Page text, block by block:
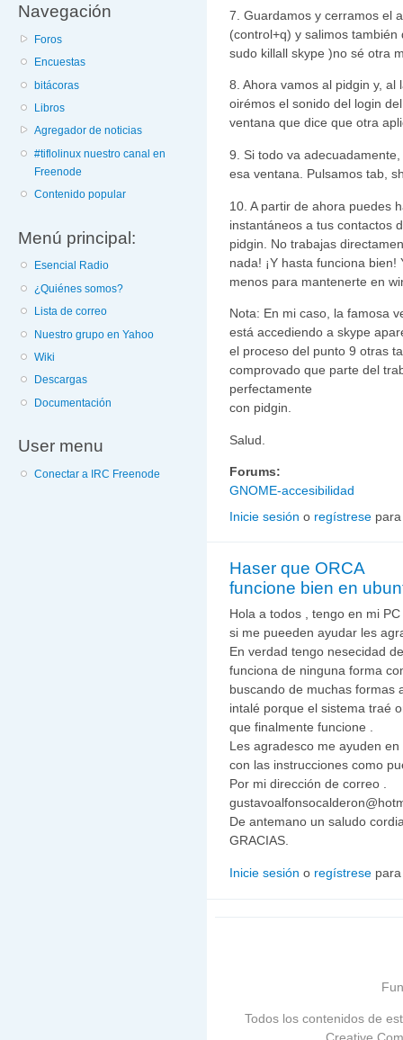
Navegación
Foros
Encuestas
bitácoras
Libros
Agregador de noticias
#tiflolinux nuestro canal en
Freenode
Contenido popular
Menú principal:
Esencial Radio
¿Quiénes somos?
Lista de correo
Nuestro grupo en Yahoo
Wiki
Descargas
Documentación
User menu
Conectar a IRC Freenode
7. Guardamos y cerramos el
(control+q) y salimos
sudo killall skype )no sé otra
8. Ahora vamos al pidgin y, al
oirémos el sonido del login
ventana que dice que otra
9. Si todo va
esa ventana. Pulsamos tab,
10. A partir de ahora puedes
instantáneos a tus contactos
pidgin. No trabajas
nada! ¡Y hasta funciona
menos para mantenerte en
Nota: En mi caso, la famosa
está accediendo a skype
el proceso del punto 9 otras
comprovado que parte del
perfectamente
con pidgin.
Salud.
Forums:
GNOME-accesibilidad
Inicie sesión o regístrese
Haser que ORCA
funcione bien en
Hola a todos , tengo en mi
si me pueeden ayudar les
En verdad tengo nesecidad
funciona de ninguna forma
buscando de muchas formas
intalé porque el sistema traé
que finalmente funcione .
Les agradesco me ayuden
con las instrucciones como
Por mi dirección de correo .
De antemano un saludo
GRACIAS.
Inicie sesión o regístrese
Todos los contenidos de
Creative